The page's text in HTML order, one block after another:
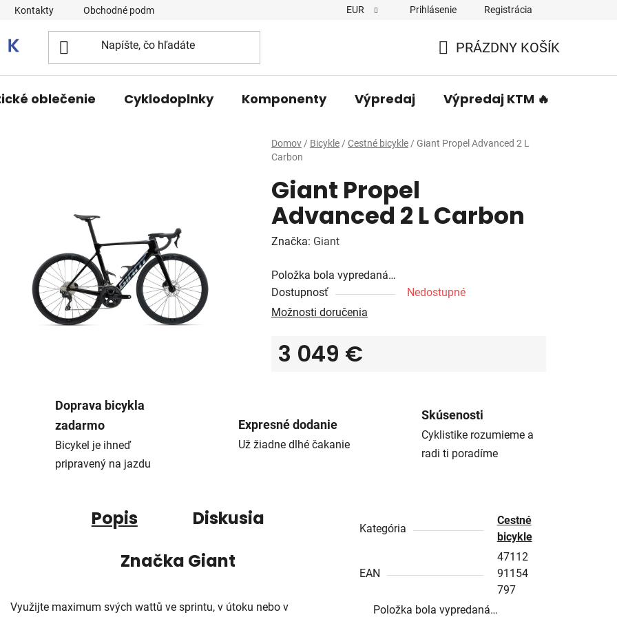
Kontakty Obchodné podmienky EUR Prihlásenie Registrácia
KOŠÍK
PRÁZDNY KOŠÍK
oblečenie Cyklodoplnky Komponenty Výpredaj Výpredaj KTM 🔥
Domov / Bicykle / Cestné bicykle / Giant Propel Advanced 2 L
Carbon
Giant Propel
Advanced 2 L Carbon
Značka: Giant
Položka bola vypredaná…
Dostupnosť
Nedostupné
Možnosti doručenia
3 049 €
Doprava bicykla
zadarmo
Bicykel je ihneď
pripravený na jazdu
Expresné dodanie
Už žiadne dlhé čakanie
Skúsenosti
Cyklistike rozumieme a
radi ti poradíme
Popis
Diskusia
Značka Giant
Využijte maximum svých wattů ve sprintu, v útoku nebo v
Kategória
Cestné
bicykle
EAN
47112
91154
797
Položka bola vypredaná…